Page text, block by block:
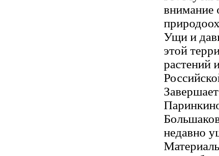
внимание
Ущи и
этой
растений
недавно